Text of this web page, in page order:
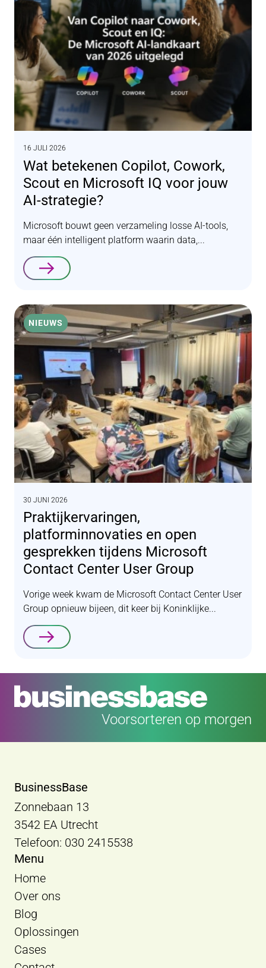
16 JULI 2026
Wat betekenen Copilot, Cowork,
Scout en Microsoft IQ voor jouw
AI-strategie?
Microsoft bouwt geen verzameling losse AI-tools,
maar één intelligent platform waarin data,...
Lees verder
NIEUWS
30 JUNI 2026
Praktijkervaringen,
platforminnovaties en open
gesprekken tijdens Microsoft
Contact Center User Group
Vorige week kwam de Microsoft Contact Center User
Group opnieuw bijeen, dit keer bij Koninklijke...
Lees verder
Voorsorteren op morgen
BusinessBase
Zonnebaan 13
3542 EA Utrecht
Telefoon: 030 2415538
Menu
Home
Over ons
Blog
Oplossingen
Cases